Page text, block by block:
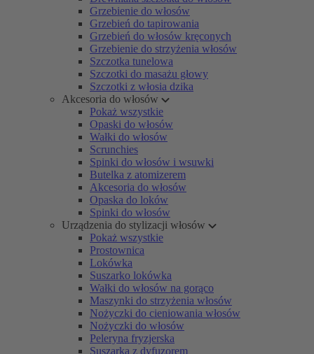
Grzebienie do włosów
Grzebień do tapirowania
Grzebień do włosów kręconych
Grzebienie do strzyżenia włosów
Szczotka tunelowa
Szczotki do masażu głowy
Szczotki z włosia dzika
Akcesoria do włosów
Pokaż wszystkie
Opaski do włosów
Wałki do włosów
Scrunchies
Spinki do włosów i wsuwki
Butelka z atomizerem
Akcesoria do włosów
Opaska do loków
Spinki do włosów
Urządzenia do stylizacji włosów
Pokaż wszystkie
Prostownica
Lokówka
Suszarko lokówka
Wałki do włosów na gorąco
Maszynki do strzyżenia włosów
Nożyczki do cieniowania włosów
Nożyczki do włosów
Peleryna fryzjerska
Suszarka z dyfuzorem